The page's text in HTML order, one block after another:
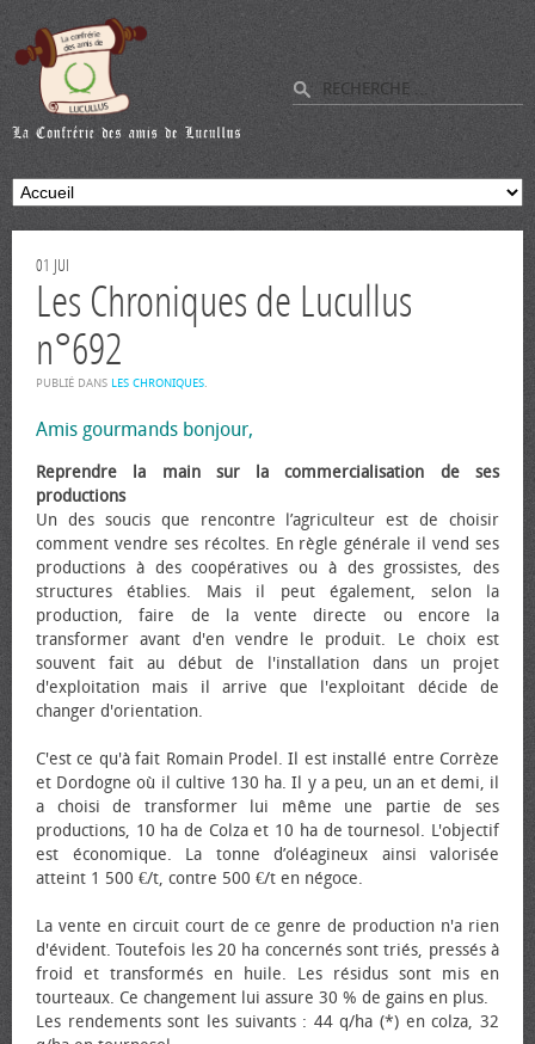
01 JUI
Les Chroniques de Lucullus
n°692
PUBLIÉ DANS LES CHRONIQUES.
Amis gourmands bonjour,
Reprendre la main sur la commercialisation de ses
productions
Un des soucis que rencontre l’agriculteur est de choisir
comment vendre ses récoltes. En règle générale il vend ses
productions à des coopératives ou à des grossistes, des
structures établies. Mais il peut également, selon la
production, faire de la vente directe ou encore la
transformer avant d'en vendre le produit. Le choix est
souvent fait au début de l'installation dans un projet
d'exploitation mais il arrive que l'exploitant décide de
changer d'orientation.
C'est ce qu'à fait Romain Prodel. Il est installé entre Corrèze
et Dordogne où il cultive 130 ha. Il y a peu, un an et demi, il
a choisi de transformer lui même une partie de ses
productions, 10 ha de Colza et 10 ha de tournesol. L'objectif
est économique. La tonne d’oléagineux ainsi valorisée
atteint 1 500 €/t, contre 500 €/t en négoce.
La vente en circuit court de ce genre de production n'a rien
d'évident. Toutefois les 20 ha concernés sont triés, pressés à
froid et transformés en huile. Les résidus sont mis en
tourteaux. Ce changement lui assure 30 % de gains en plus.
Les rendements sont les suivants : 44 q/ha (*) en colza, 32